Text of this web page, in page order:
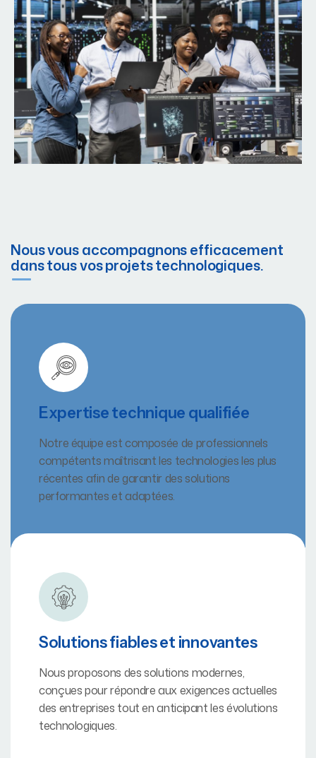
Nous vous accompagnons efficacement
dans tous vos projets technologiques.
Expertise technique qualifiée
Notre équipe est composée de professionnels
compétents maîtrisant les technologies les plus
récentes afin de garantir des solutions
performantes et adaptées.
Solutions fiables et innovantes
Nous proposons des solutions modernes,
conçues pour répondre aux exigences actuelles
des entreprises tout en anticipant les évolutions
technologiques.